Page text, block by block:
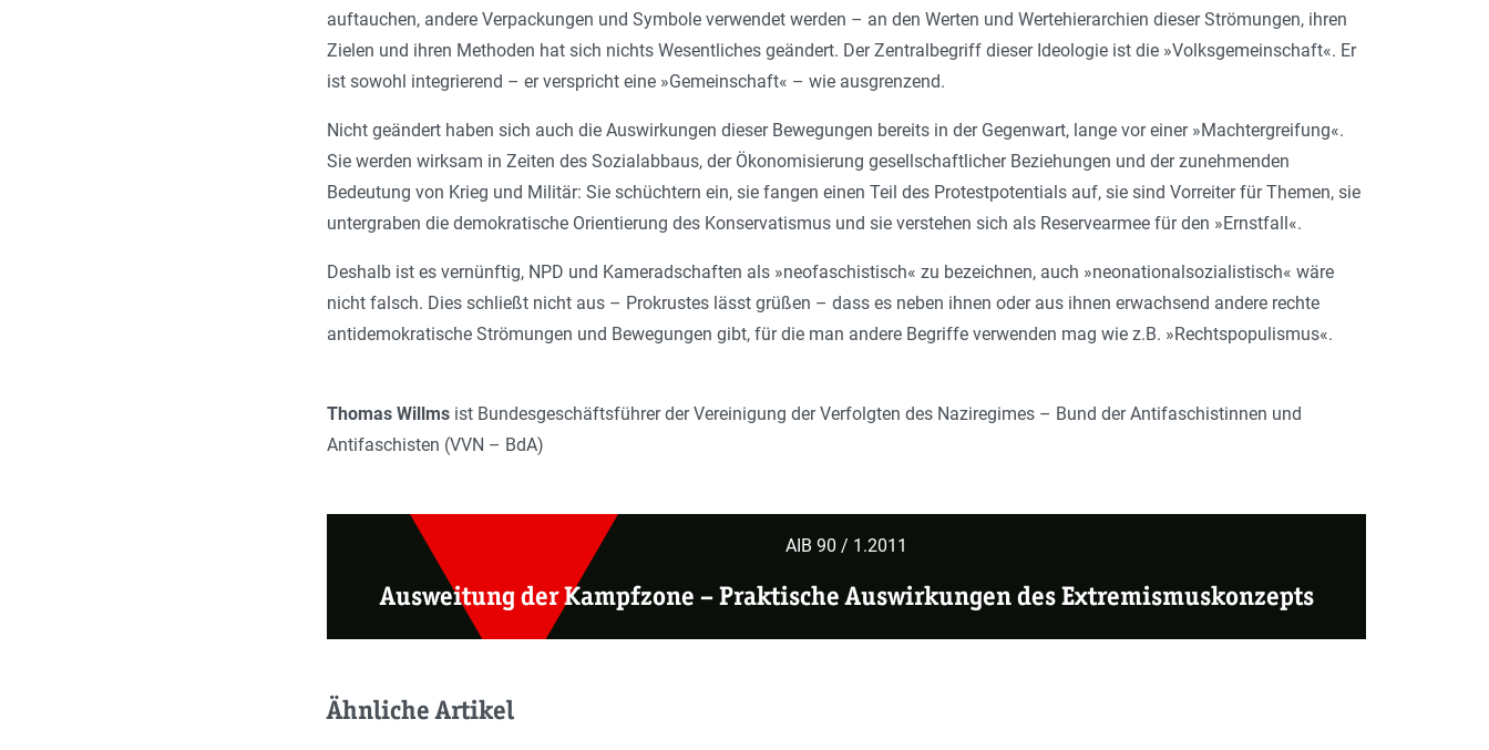
auftauchen, andere Verpackungen und Symbole verwendet werden – an den Werten und Wertehierarchien dieser Strömungen, ihren
Zielen und ihren Methoden hat sich nichts Wesentliches geändert. Der Zentralbegriff dieser Ideologie ist die »Volksgemeinschaft«. Er
ist sowohl integrierend – er verspricht eine »Gemeinschaft« – wie ausgrenzend.
Nicht geändert haben sich auch die Auswirkungen dieser Bewegungen bereits in der Gegenwart, lange vor einer »Machtergreifung«.
Sie werden wirksam in Zeiten des Sozialabbaus, der Ökonomisierung gesellschaftlicher Beziehungen und der zunehmenden
Bedeutung von Krieg und Militär: Sie schüchtern ein, sie fangen einen Teil des Protestpotentials auf, sie sind Vorreiter für Themen, sie
untergraben die demokratische Orientierung des Konservatismus und sie verstehen sich als Reservearmee für den »Ernstfall«.
Deshalb ist es vernünftig, NPD und Kameradschaften als »neofaschistisch« zu bezeichnen, auch »neonationalsozialistisch« wäre
nicht falsch. Dies schließt nicht aus – Prokrustes lässt grüßen – dass es neben ihnen oder aus ihnen erwachsend andere rechte
antidemokratische Strömungen und Bewegungen gibt, für die man andere Begriffe verwenden mag wie z.B. »Rechtspopulismus«.
Thomas Willms ist Bundesgeschäftsführer der Vereinigung der Verfolgten des Naziregimes – Bund der Antifaschistinnen und
Antifaschisten (VVN – BdA)
AIB 90 / 1.2011
Ausweitung der Kampfzone –Praktische Auswirkungen des Extremismuskonzepts
Ähnliche Artikel